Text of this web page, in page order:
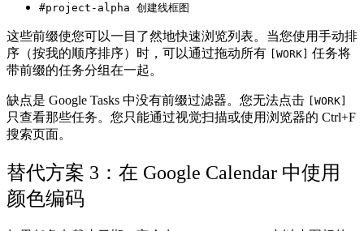
#project-alpha 创建线框图
这些前缀使您可以一目了然地快速浏览列表。当您使用手动排
序（按我的顺序排序）时，可以通过拖动所有
[WORK]
任务将
带前缀的任务分组在一起。
缺点是 Google Tasks 中没有前缀过滤器。您无法点击 [WORK]
只查看那些任务。您只能通过视觉扫描或使用浏览器的 Ctrl+F
搜索页面。
替代方案 3：在 Google Calendar 中使用
颜色编码